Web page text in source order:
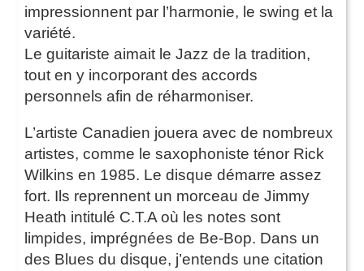
impressionnent par l’harmonie, le swing et la
variété.
Le guitariste aimait le Jazz de la tradition,
tout en y incorporant des accords
personnels afin de réharmoniser.
L’artiste Canadien jouera avec de nombreux
artistes, comme le saxophoniste ténor Rick
Wilkins en 1985. Le disque démarre assez
fort. Ils reprennent un morceau de Jimmy
Heath intitulé C.T.A où les notes sont
limpides, imprégnées de Be-Bop. Dans un
des Blues du disque, j’entends une citation